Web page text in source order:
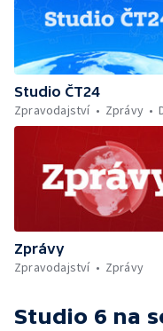
Studio ČT24
Zpravodajství
Zprávy
Zprávy
Zpravodajství
Zprávy
Studio 6 na